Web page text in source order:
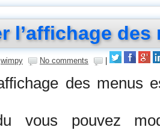
l’affichage
wimpy No comments
des menus
vous pouvez